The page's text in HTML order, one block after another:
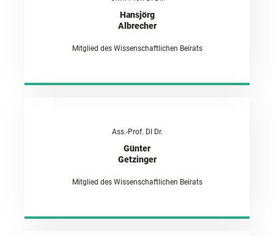
Hansjörg
Albrecher
Mitglied des Wissenschaftlichen Beirats
Ass.-Prof. DI Dr.
Günter
Getzinger
Mitglied des Wissenschaftlichen Beirats